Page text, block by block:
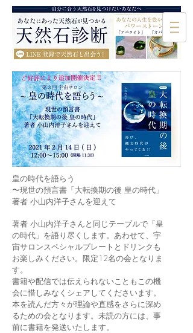
皇の時代を語らう
〜現世の預言書「大転換期の後 皇の時代」
著者 小山内洋子さんを迎えて
著者 小山内洋子さんと同じテーブルで「皇
の時代」を語り尽くします。あわせて、宇
宙サロンスペシャルプレートとドリンクも
お楽しみください。限定12名の会となりま
す。
書籍や配信では伝えられないこともこの機
会に惜しみなくシェアしてくださいます。
本を読んだ方々が理論や直感をさらに深め
るための会となります。未読の方には、事
前に書籍を発送いたします。